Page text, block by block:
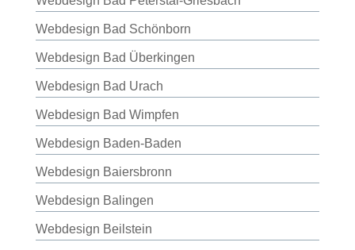
Webdesign Bad Schönborn
Webdesign Bad Überkingen
Webdesign Bad Urach
Webdesign Bad Wimpfen
Webdesign Baden-Baden
Webdesign Baiersbronn
Webdesign Balingen
Webdesign Beilstein